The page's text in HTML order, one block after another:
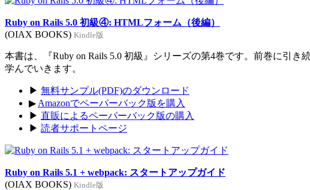
Ruby on Rails 5.0 初級④: HTMLフォーム（後編）
(OIAX BOOKS) Kindle版
本書は、『Ruby on Rails 5.0 初級』シリーズの第4巻です。前巻に引
学んでいきます。
▶ 無料サンプル(PDF)のダウンロード
▶ Amazonでペーパーバック版を購入
▶ 直販によるペーパーバック版の購入
▶ 読者サポートページ
Ruby on Rails 5.1 + webpack: スタートアップガイド
(OIAX BOOKS) Kindle版